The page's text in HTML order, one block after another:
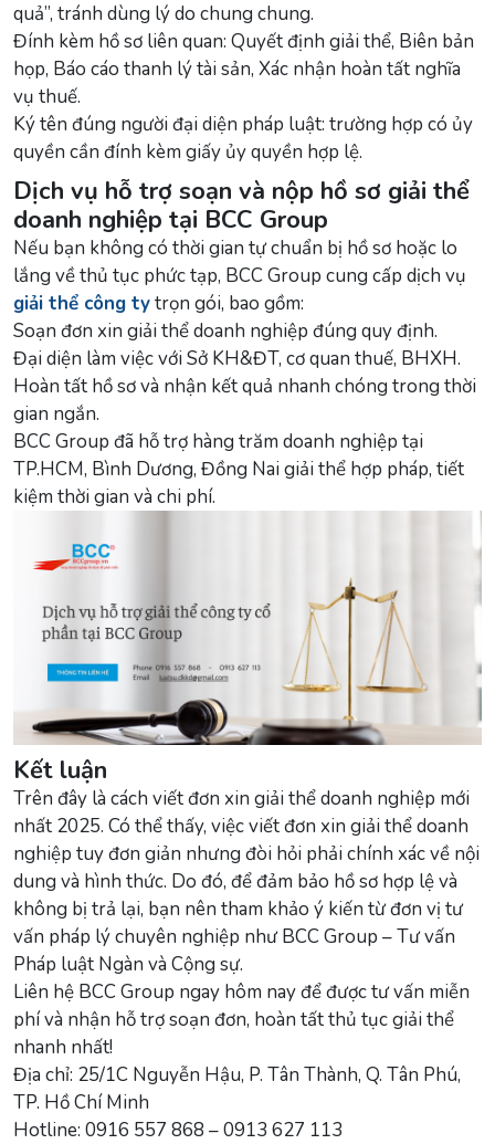
quả”, tránh dùng lý do chung chung.
Đính kèm hồ sơ liên quan: Quyết định giải thể, Biên bản
họp, Báo cáo thanh lý tài sản, Xác nhận hoàn tất nghĩa
vụ thuế.
Ký tên đúng người đại diện pháp luật: trường hợp có ủy
quyền cần đính kèm giấy ủy quyền hợp lệ.
Dịch vụ hỗ trợ soạn và nộp hồ sơ giải thể
doanh nghiệp tại BCC Group
Nếu bạn không có thời gian tự chuẩn bị hồ sơ hoặc lo
lắng về thủ tục phức tạp, BCC Group cung cấp dịch vụ
giải thể công tytrọn gói, bao gồm:
Soạn đơn xin giải thể doanh nghiệp đúng quy định.
Đại diện làm việc với Sở KH&ĐT, cơ quan thuế, BHXH.
Hoàn tất hồ sơ và nhận kết quả nhanh chóng trong thời
gian ngắn.
BCC Group đã hỗ trợ hàng trăm doanh nghiệp tại
TP.HCM, Bình Dương, Đồng Nai giải thể hợp pháp, tiết
kiệm thời gian và chi phí.
Kết luận
Trên đây là cách viết đơn xin giải thể doanh nghiệp mới
nhất 2025. Có thể thấy, việc viết đơn xin giải thể doanh
nghiệp tuy đơn giản nhưng đòi hỏi phải chính xác về nội
dung và hình thức. Do đó, để đảm bảo hồ sơ hợp lệ và
không bị trả lại, bạn nên tham khảo ý kiến từ đơn vị tư
vấn pháp lý chuyên nghiệp như BCC Group – Tư vấn
Pháp luật Ngàn và Cộng sự.
Liên hệ BCC Group ngay hôm nay để được tư vấn miễn
phí và nhận hỗ trợ soạn đơn, hoàn tất thủ tục giải thể
nhanh nhất!
Địa chỉ: 25/1C Nguyễn Hậu, P. Tân Thành, Q. Tân Phú,
TP. Hồ Chí Minh
Hotline: 0916 557 868 – 0913 627 113